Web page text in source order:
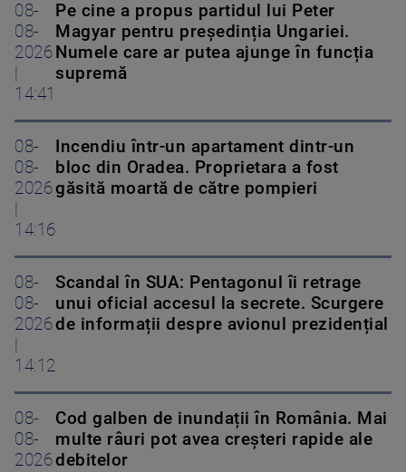
08-
08-
2026
14:41
Pe cine a propus partidul lui Peter
Magyar pentru președinția Ungariei.
Numele care ar putea ajunge în funcția
supremă
08-
08-
2026
14:16
Incendiu într-un apartament dintr-un
bloc din Oradea. Proprietara a fost
găsită moartă de către pompieri
08-
08-
2026
14:12
Scandal în SUA: Pentagonul îi retrage
unui oficial accesul la secrete. Scurgere
de informații despre avionul prezidențial
08-
08-
2026
Cod galben de inundații în România. Mai
multe râuri pot avea creșteri rapide ale
debitelor